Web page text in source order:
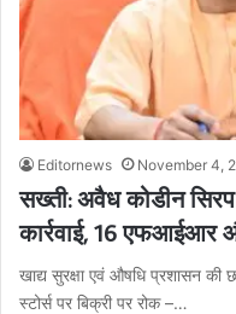
Editornews November 4,
सख्ती: अवैध कोडीन
कार्रवाई, 16 एफआईआर
खाद्य सुरक्षा एवं औषधि प्रशासन की
स्टोर्स पर बिक्री पर रोक –…